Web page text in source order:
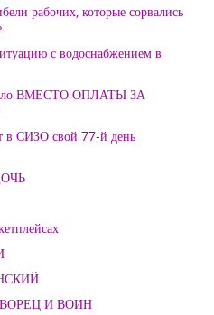
рабочих, которые сорвались
с водоснабжением в
ВМЕСТО ОПЛАТЫ ЗА
в СИЗО свой 77-й день
И ВОИН